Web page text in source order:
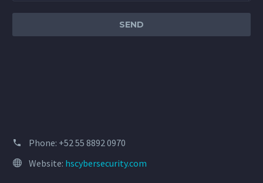
Phone: +52 55 8892 0970
Website: hscybersecurity.com